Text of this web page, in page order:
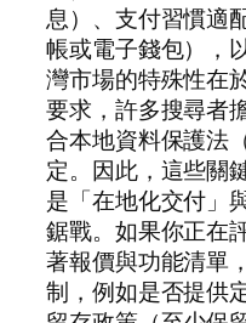
息）、支付習慣適
帳或電子錢包），
灣市場的特殊性在
要求，許多搜尋者
合本地資料保護法
定。因此，這些關
是「在地化交付」
鋸戰。如果你正在
著報價與功能清單
制，例如是否提供